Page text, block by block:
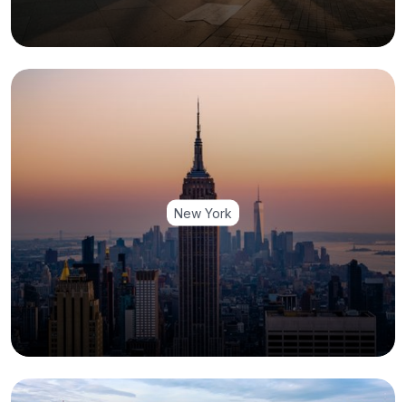
New York